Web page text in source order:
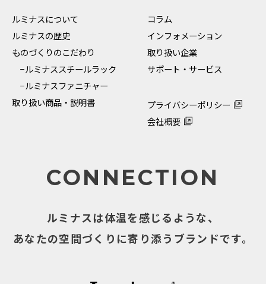
ルミナスについて
ルミナスの歴史
ものづくりのこだわり
−ルミナススチールラック
−ルミナスファニチャー
取り扱い商品・説明書
コラム
インフォメーション
取り扱い企業
サポート・サービス
プライバシーポリシー
会社概要
CONNECTION
ルミナスは体温を感じるような、
あなたの空間づくりに寄り添うブランドです。